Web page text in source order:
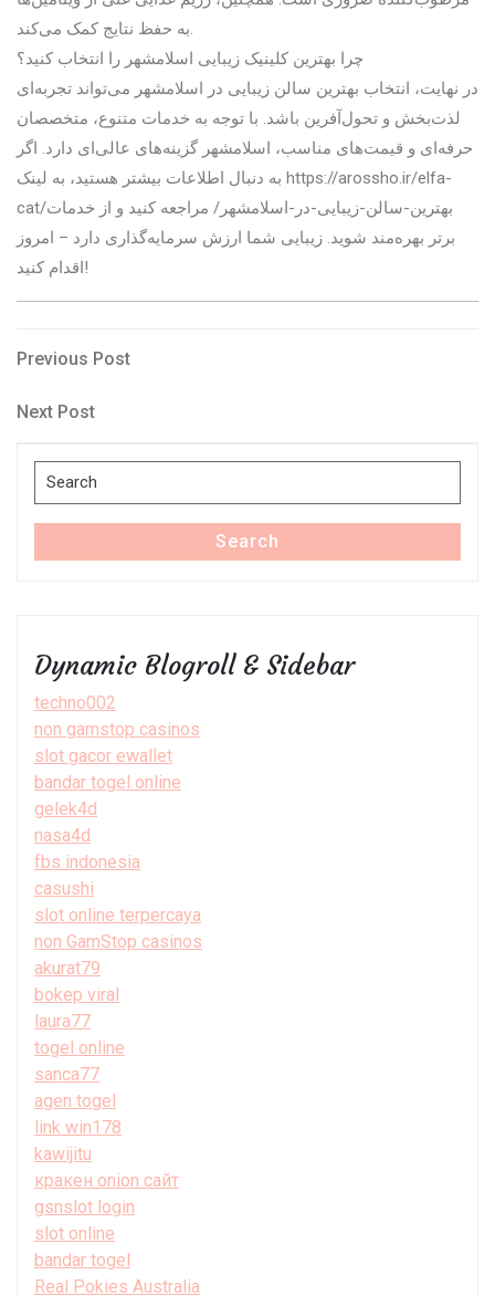
به حفظ نتایج کمک می‌کند.
چرا بهترین کلینیک زیبایی اسلامشهر را انتخاب کنید؟
در نهایت، انتخاب بهترین سالن زیبایی در اسلامشهر می‌تواند تجربه‌ای
لذت‌بخش و تحول‌آفرین باشد. با توجه به خدمات متنوع، متخصصان
حرفه‌ای و قیمت‌های مناسب، اسلامشهر گزینه‌های عالی‌ای دارد. اگر
به دنبال اطلاعات بیشتر هستید، به لینک https://arossho.ir/elfa-
cat/بهترین-سالن-زیبایی-در-اسلامشهر/ مراجعه کنید و از خدمات
برتر بهره‌مند شوید. زیبایی شما ارزش سرمایه‌گذاری دارد – امروز
اقدام کنید!
Post
navigation
Previous
Previous Post
Next
Next Post
Search
for:
Search
Dynamic Blogroll & Sidebar
techno002
non gamstop casinos
slot gacor ewallet
bandar togel online
gelek4d
nasa4d
fbs indonesia
casushi
slot online terpercaya
non GamStop casinos
akurat79
bokep viral
laura77
togel online
sanca77
agen togel
link win178
kawijitu
кракен onion сайт
gsnslot login
slot online
bandar togel
Real Pokies Australia